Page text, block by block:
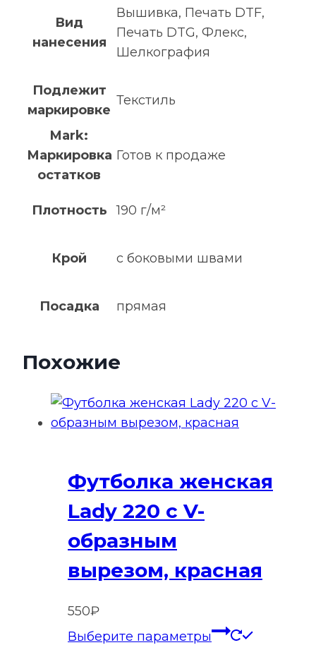
Вид
нанесения
Вышивка, Печать DTF,
Печать DTG, Флекс,
Шелкография
Подлежит
маркировке
Текстиль
Mark:
Маркировка
остатков
Готов к продаже
Плотность 190 г/м²
Крой с боковыми швами
Посадка прямая
Похожие
Футболка женская
Lady 220 с V-
образным
вырезом, красная
550₽
Выберите параметры
Этот